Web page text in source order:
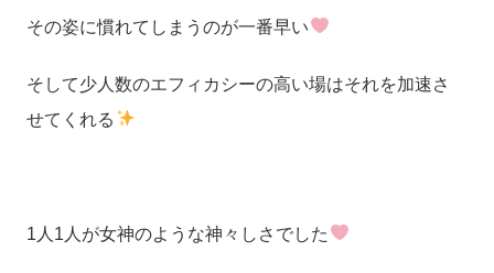
その姿に慣れてしまうのが一番早い
そして少人数のエフィカシーの高い場はそれを加速さ
せてくれる
1人1人が女神のような神々しさでした